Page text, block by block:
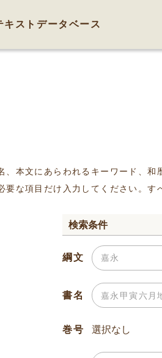
キストデータベース
、本文にあらわれるキーワード、
要な項目だけ入力してください。
検索条件
綱文
書名
巻号